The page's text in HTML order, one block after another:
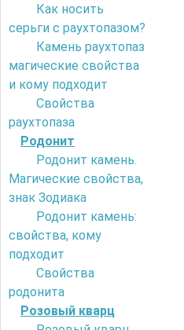
Как носить
серьги с раухтопазом?
Камень раухтопаз
магические свойства
и кому подходит
Свойства
раухтопаза
Родонит
Родонит камень.
Магические свойства,
знак Зодиака
Родонит камень:
свойства, кому
подходит
Свойства
родонита
Розовый кварц